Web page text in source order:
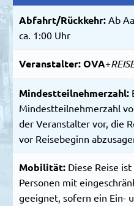
Abfahrt/Rückkehr:Ab
ca. 1:00 Uhr
Veranstalter:OVA+
Mindestteilnehmerzahl:
Mindestteilnehmerzahl
der Veranstalter vor, die
vor Reisebeginn
Mobilität: Diese Reise
Personen mit
geeignet, sofern ein Ein-